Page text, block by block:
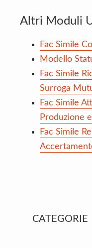
Altri Moduli
Fac Simile
Modello
Fac Simile
Surroga
Fac Simile
Produzione
Fac Simile
Primary
CATEGORIE